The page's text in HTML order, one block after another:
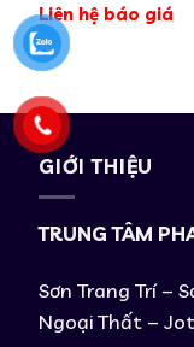
Liên hệ báo giá
GIỚI THIỆU
TRUNG TÂM
Sơn Trang Trí –
Ngoại Thất –